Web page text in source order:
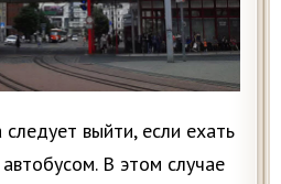
выйти, если ехать
автобусом. В этом случае